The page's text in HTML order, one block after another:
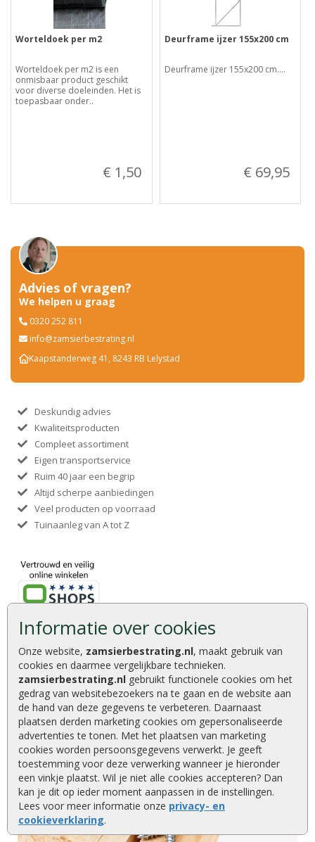
Informatie over cookies
Onze website, zamsierbestrating.nl, maakt gebruik van
cookies en daarmee vergelijkbare technieken.
zamsierbestrating.nl gebruikt functionele cookies om het
gedrag van websitebezoekers na te gaan en de website aan
de hand van deze gegevens te verbeteren. Daarnaast
plaatsen derden marketing cookies om gepersonaliseerde
advertenties te tonen. Met het plaatsen van marketing
cookies worden persoonsgegevens verwerkt. Je geeft
toestemming voor deze verwerking wanneer je hieronder
een vinkje plaatst. Wil je niet alle cookies accepteren? Dan
kan je dit op ieder moment aanpassen in de instellingen.
Lees voor meer informatie onze privacy- en
cookieverklaring.
Worteldoek per m2
Worteldoek per m2 is een
onmisbaar product geschikt
voor diverse doeleinden. Het is
toepasbaar onder..
€ 1,50
Deurframe ijzer 155x200 cm
Deurframe ijzer 155x200 cm....
€ 69,95
Advies of vragen?
We helpen u graag
0320 252 811
info@zamsierbestrating.nl
Kaapstanderweg 41, 8243 RB Lelystad
Deskundig advies
Kwaliteitsproducten
Compleet assortiment
Eigen transportservice
Ruim 40 jaar een begrip
Altijd scherpe aanbiedingen
Veel producten op voorraad
Tuinaanleg van A tot Z